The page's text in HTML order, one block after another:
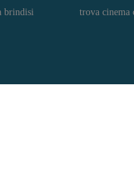
brindisi trova cinema